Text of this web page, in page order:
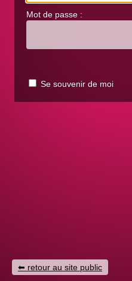
Mot de passe :
Se souvenir de moi
retour au site public